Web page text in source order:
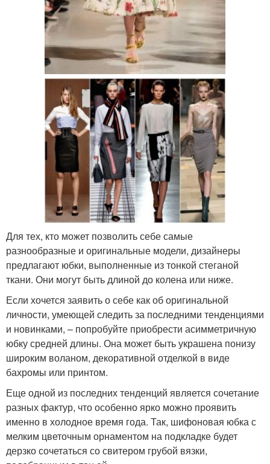
Для тех, кто может позволить себе самые
разнообразные и оригинальные модели, дизайнеры
предлагают юбки, выполненные из тонкой стеганой
ткани. Они могут быть длиной до колена или ниже.
Если хочется заявить о себе как об оригинальной
личности, умеющей следить за последними тенденциями
и новинками, – попробуйте приобрести асимметричную
юбку средней длины. Она может быть украшена понизу
широким воланом, декоративной отделкой в виде
бахромы или принтом.
Еще одной из последних тенденций является сочетание
разных фактур, что особенно ярко можно проявить
именно в холодное время года. Так, шифоновая юбка с
мелким цветочным орнаментом на подкладке будет
дерзко сочетаться со свитером грубой вязки,